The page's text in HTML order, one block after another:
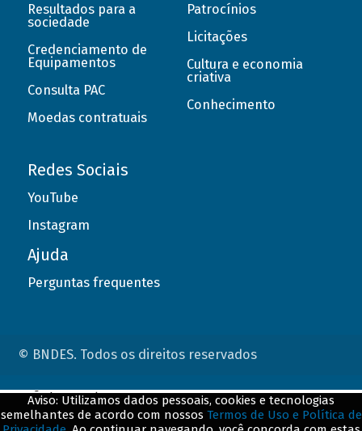
Resultados para a
sociedade
Credenciamento de
Equipamentos
Consulta PAC
Moedas contratuais
Patrocínios
Licitações
Cultura e economia
criativa
Conhecimento
Redes Sociais
YouTube
Instagram
Ajuda
Perguntas frequentes
© BNDES. Todos os direitos reservados
Aviso: Utilizamos dados pessoais, cookies e tecnologias
semelhantes de acordo com nossos Termos de Uso e Política de
ConteÃºdo complementar
${title}${badge}